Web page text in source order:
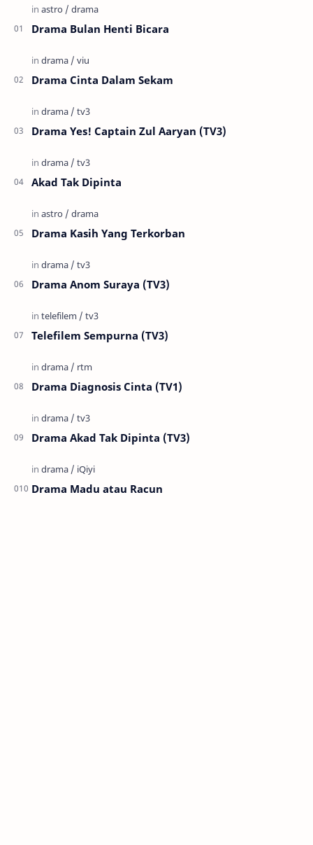
Drama Bulan Henti Bicara
Drama Cinta Dalam Sekam
Drama Yes! Captain Zul Aaryan (TV3)
Akad Tak Dipinta
Drama Kasih Yang Terkorban
Drama Anom Suraya (TV3)
Telefilem Sempurna (TV3)
Drama Diagnosis Cinta (TV1)
Drama Akad Tak Dipinta (TV3)
Drama Madu atau Racun